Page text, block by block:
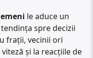
le aduce un
spre decizii
frații, vecinii ori
și la reacțiile de